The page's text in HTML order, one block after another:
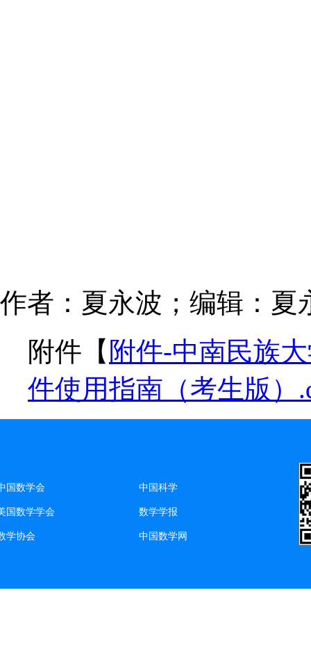
作者：夏永波；编辑：
附件【 附件-中南民族
件使用指南（考生版）
国数学会 中国科学
国数学学会 数学学报
学协会 中国数学网